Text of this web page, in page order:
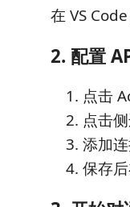
在 VS
2. 配置
点击
点击
添加
保存